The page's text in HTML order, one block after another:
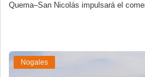
Quema–San Nicolás impulsará el
Nogales